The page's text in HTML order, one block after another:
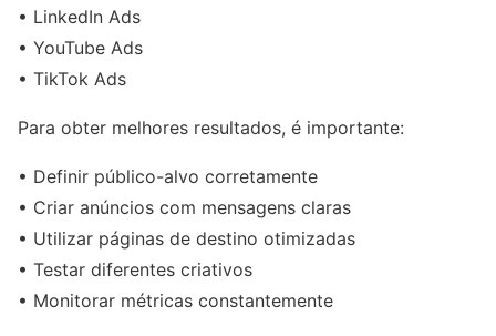
• LinkedIn Ads
• YouTube Ads
• TikTok Ads
Para obter melhores resultados, é importante:
• Definir público-alvo corretamente
• Criar anúncios com mensagens claras
• Utilizar páginas de destino otimizadas
• Testar diferentes criativos
• Monitorar métricas constantemente